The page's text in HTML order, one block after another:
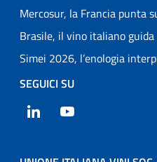
Mercosur, la Francia punta
Brasile, il vino italiano
Simei 2026, l’enologia
SEGUICI SU
LinkedIn